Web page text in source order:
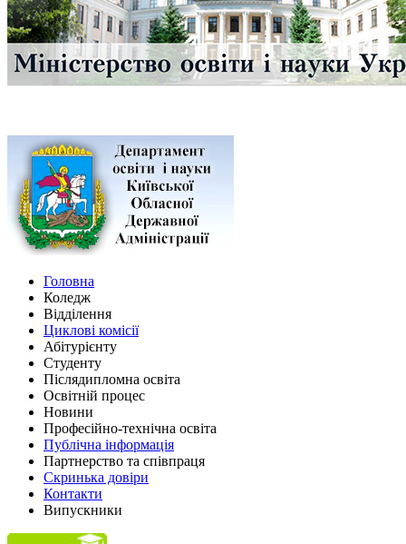
Головна
Коледж
Відділення
Циклові комісії
Абітурієнту
Студенту
Післядипломна освіта
Освітній процес
Новини
Професійно-технічна освіта
Публічна інформація
Партнерство та співпраця
Скринька довіри
Контакти
Випускники